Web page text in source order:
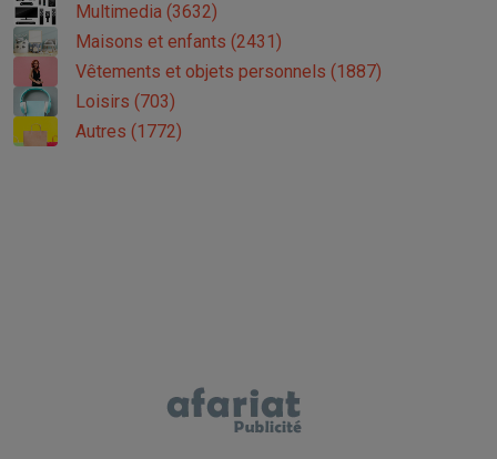
Multimedia (3632)
Maisons et enfants (2431)
Vêtements et objets personnels (1887)
Loisirs (703)
Autres (1772)